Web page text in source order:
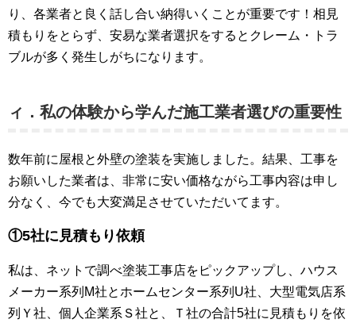
り、各業者と良く話し合い納得いくことが重要です！相見
積もりをとらず、安易な業者選択をするとクレーム・トラ
ブルが多く発生しがちになります。
ィ．私の体験から学んだ施工業者選びの重要性
数年前に屋根と外壁の塗装を実施しました。結果、工事を
お願いした業者は、非常に安い価格ながら工事内容は申し
分なく、今でも大変満足させていただいてます。
①5社に見積もり依頼
私は、ネットで調べ塗装工事店をピックアップし、ハウス
メーカー系列M社とホームセンター系列U社、大型電気店系
列Ｙ社、個人企業系Ｓ社と、Ｔ社の合計5社に見積もりを依